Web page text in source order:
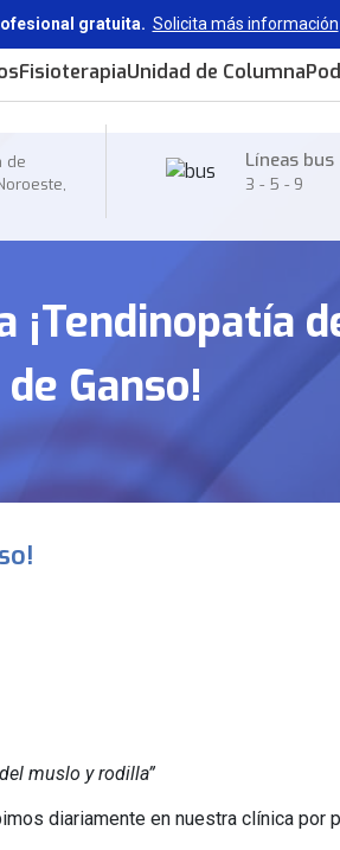
gratuita. Solicita más información
FisioterapiaUnidad de Columna
de
Líneas bus
3 - 5 - 9
¡Tendinopatía
de Ganso!
muslo y rodilla”
diariamente en nuestra clínica por